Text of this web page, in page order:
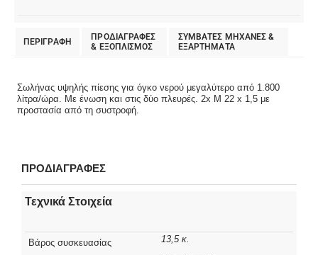
ΠΕΡΙΓΡΑΦΗ
ΠΡΟΔΙΑΓΡΑΦΕΣ
& EΞΟΠΛΙΣΜΟΣ
ΣΥΜΒΑΤΕΣ ΜΗΧΑΝΕΣ &
ΕΞΑΡΤΗΜΑΤΑ
Σωλήνας υψηλής πίεσης για όγκο νερού μεγαλύτερο από 1.800
λίτρα/ώρα. Με ένωση και στις δύο πλευρές. 2x M 22 x 1,5 με
προστασία από τη συστροφή.
ΠΡΟΔΙΑΓΡΑΦΕΣ
Τεχνικά Στοιχεία
Βάρος συσκευασίας 13,5 κ.